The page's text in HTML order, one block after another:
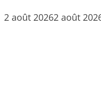
2 août 20262 août